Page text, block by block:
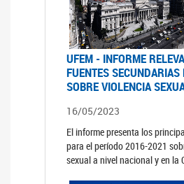
UFEM - INFORME
FUENTES SECUNDARIAS
SOBRE VIOLENCIA
16/05/2023
El informe presenta los
para el período 2016-2021
sexual a nivel nacional y en la